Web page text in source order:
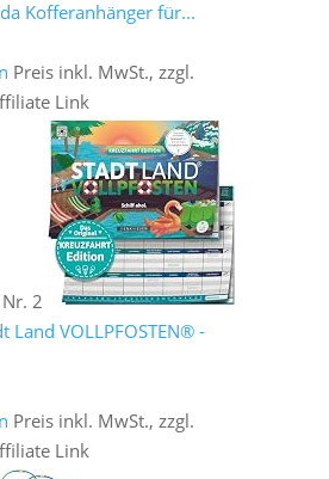
Kofferanhänger für...
Preis inkl. MwSt., zzgl.
Link
2
Land VOLLPFOSTEN® -
Preis inkl. MwSt., zzgl.
Link